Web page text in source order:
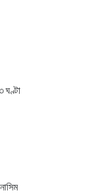
ঘণ্টা